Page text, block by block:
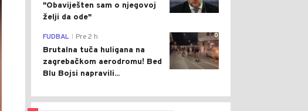
"Obaviješten sam o njegovoj
želji da ode"
0
FUDBAL Pre 2 h
Brutalna tuča huligana na
zagrebačkom aerodromu! Bed
Blu Bojsi napravili...